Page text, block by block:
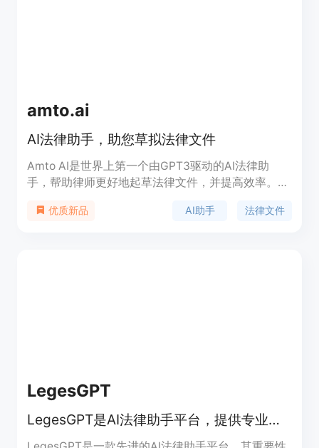
amto.ai
AI法律助手，助您草拟法律文件
Amto AI是世界上第一个由GPT3驱动的AI法律助
手，帮助律师更好地起草法律文件，并提高效率。它
律内容进行人工强化学习，为律师提供强大的草拟功
优质新品 AI助手 法律文件
LegesGPT
LegesGPT是AI法律助手平台，提供专业指导、文档分析，提升法律工作效率。